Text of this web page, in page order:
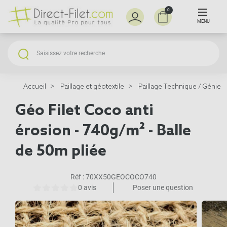
0
MENU
Accueil Paillage et géotextile Paillage Technique / Génie
Géo Filet Coco anti
érosion - 740g/m² - Balle
de 50m pliée
Réf :70XX50GEOCOCO740
0 avis
Poser une question